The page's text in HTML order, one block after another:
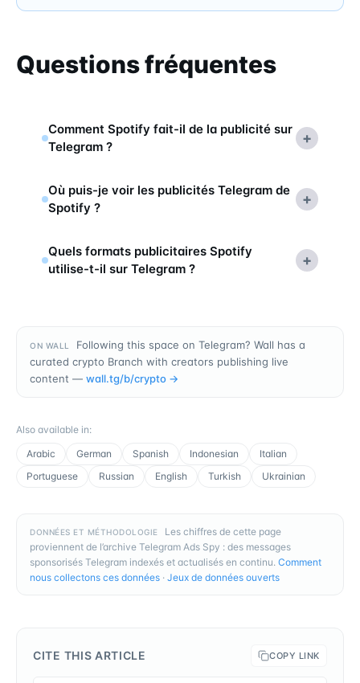
Questions fréquentes
Comment Spotify fait-il de la publicité sur
Telegram ?
+
Où puis-je voir les publicités Telegram de
Spotify ?
+
Quels formats publicitaires Spotify
utilise-t-il sur Telegram ?
+
ON WALL
Following this space on Telegram? Wall has a
curated crypto Branch with creators publishing live
content — wall.tg/b/crypto →
Also available in:
Arabic
German Spanish Indonesian
Italian
Portuguese
Russian English Turkish Ukrainian
DONNÉES ET MÉTHODOLOGIE
Les chiffres de cette page
proviennent de l’archive Telegram Ads Spy : des messages
sponsorisés Telegram indexés et actualisés en continu. Comment
nous collectons ces données · Jeux de données ouverts
CITE THIS ARTICLE COPY LINK